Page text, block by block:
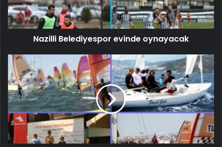
Nazilli Belediyespor evinde oynayacak